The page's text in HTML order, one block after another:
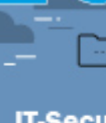
IT-
IT-
SD-
&
IMMOBILIEN
UND